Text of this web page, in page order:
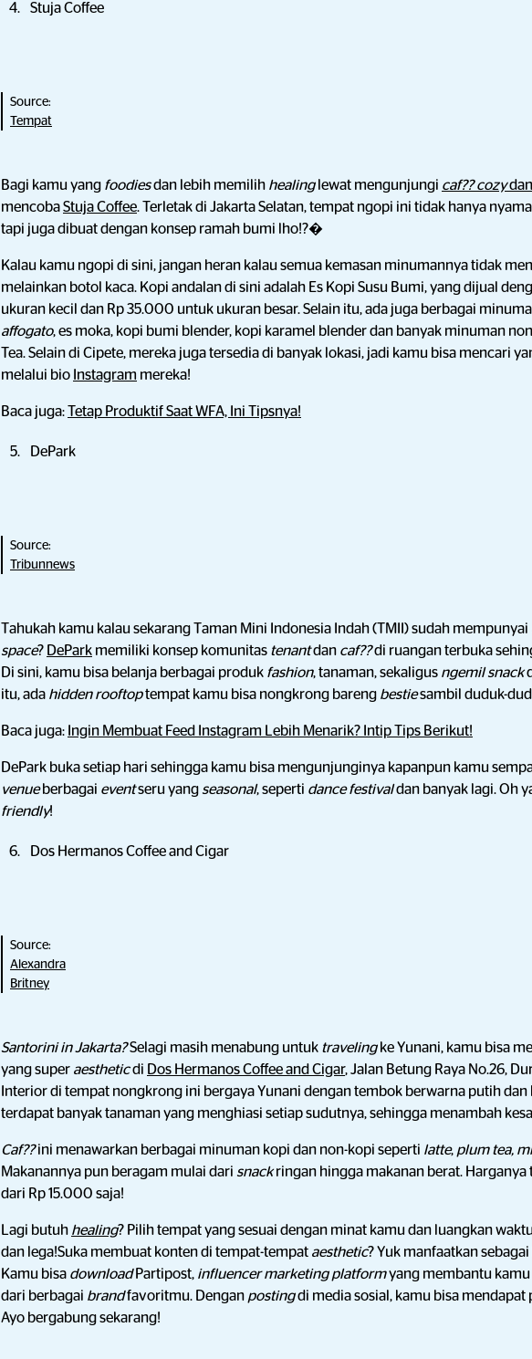
Stuja Coffee
Source:
Tempat
Bagi kamu yang foodiesdan lebih memilih healing lewat mengunjungi caf?? cozydan
mencobaStuja Coffee. Terletak di Jakarta Selatan, tempat ngopi ini tidak hanya
tapi juga dibuat dengan konsep ramah bumi lho!?�
Kalau kamu ngopi di sini, jangan heran kalau semua kemasan minumannya tidak
melainkan botol kaca. Kopi andalan di sini adalah Es Kopi Susu Bumi, yang dijual
ukuran kecil dan Rp 35.000 untuk ukuran besar. Selain itu, ada juga berbagai
affogato, es moka, kopi bumi blender, kopi karamel blender dan banyak minuman
Tea. Selain di Cipete, mereka juga tersedia di banyak lokasi, jadi kamu bisa mencari
melalui bio Instagram mereka!
Baca juga: Tetap Produktif Saat WFA, Ini Tipsnya!
DePark
Source:
Tribunnews
Tahukah kamu kalau sekarang Taman Mini Indonesia Indah (TMII) sudah mempunyai
space? DePark memiliki konsep komunitas tenantdan caf??di ruangan terbuka
Di sini, kamu bisa belanja berbagai produk fashion, tanaman, sekaligus ngemil snack
itu, ada hidden rooftoptempat kamu bisa nongkrong bareng bestiesambil duduk-
Baca juga: Ingin Membuat Feed Instagram Lebih Menarik? Intip Tips Berikut!
DePark buka setiap hari sehingga kamu bisa mengunjunginya kapanpun kamu
venueberbagai eventseru yang seasonal, seperti dance festivaldan banyak lagi.Oh
friendly!
Dos Hermanos Coffee and Cigar
Source:
Alexandra
Britney
Santorini in Jakarta?Selagi masih menabung untuk traveling ke Yunani, kamu bisa
yang super aestheticdi Dos Hermanos Coffee and Cigar, Jalan Betung Raya No.26,
Interior di tempat nongkrong ini bergaya Yunani dengan tembok berwarna putih dan
terdapat banyak tanaman yang menghiasi setiap sudutnya, sehingga menambah
Caf??ini menawarkan berbagai minuman kopi dan non-kopi seperti latte, plum tea,
Makanannya pun beragam mulai dari snackringan hingga makanan berat.
dari Rp 15.000 saja!
Lagi butuh healing? Pilih tempat yang sesuai dengan minat kamu dan luangkan
dan lega!Suka membuat konten di tempat-tempat aesthetic? Yuk manfaatkan
Kamu bisa downloadPartipost, influencer marketing platformyang membantu
dari berbagai brandfavoritmu. Dengan postingdi media sosial, kamu bisa
Ayo bergabung sekarang!